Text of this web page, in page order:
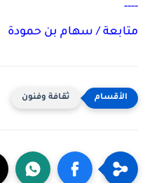
----
متابعة / سهام بن حمودة
ثقافة وفنون